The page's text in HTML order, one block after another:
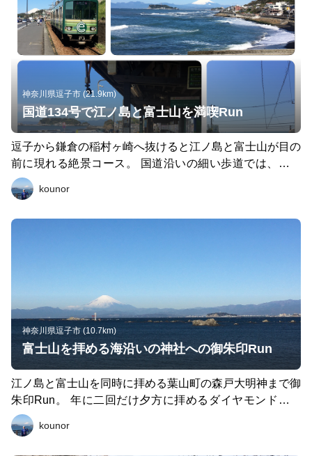
きます。 今回御参りした順番は、(1)森戸大明神、(2)玉蔵
院、(3)長運寺、(4)仙光院、(5)光照寺、(6)東昌寺、(7)宗泰
寺、(8)延命寺の順で結願。 新春の逗子・葉山を満喫でき
ますよ。 https://zushi-hayama.keizai.biz/headline/559/ http
s://www.facebook.com/shonanshichifukujin http://speedbz.
com/sevengods/location.html
神奈川県逗子市 (21.9km)
国道134号で江ノ島と富士山を満喫Run
逗子から鎌倉の稲村ヶ崎へ抜けると江ノ島と富士山が目の
前に現れる絶景コース。 国道沿いの細い歩道では、沢山
のランナーとすれ違うので、片手を上げて挨拶するのも楽
しみのひとつです。 江ノ電の鎌倉高校前駅では太平洋と
kounor
神奈川県逗子市 (10.7km)
富士山を拝める海沿いの神社への御朱印Run
江ノ島と富士山を同時に拝める葉山町の森戸大明神まで御
朱印Run。 年に二回だけ夕方に拝めるダイヤモンド富士
山は、神々しい景色です。
kounor